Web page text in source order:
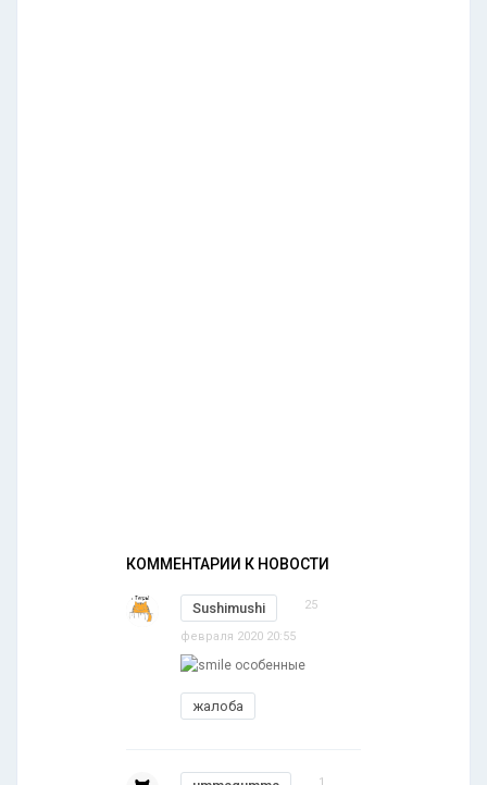
КОММЕНТАРИИ К НОВОСТИ
Sushimushi 25
февраля 2020 20:55
особенные
жалоба